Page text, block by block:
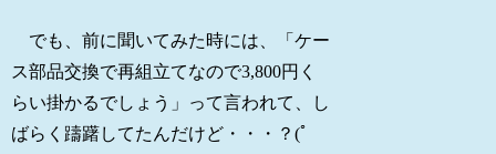
でも、前に聞いてみた時には、「ケー
ス部品交換で再組立てなので3,800円く
らい掛かるでしょう」って言われて、し
ばらく躊躇してたんだけど・・・？(ﾟ